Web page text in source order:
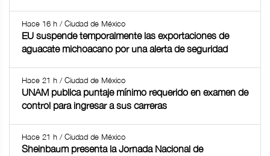
Hace 16 h / Ciudad de México
EU suspende temporalmente las exportaciones de
aguacate michoacano por una alerta de seguridad
Hace 21 h / Ciudad de México
UNAM publica puntaje mínimo requerido en examen de
control para ingresar a sus carreras
Hace 21 h / Ciudad de México
Sheinbaum presenta la Jornada Nacional de